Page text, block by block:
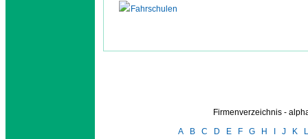
Fahrschulen
Firmenverzeichnis -
A
B C D E F G H J K L